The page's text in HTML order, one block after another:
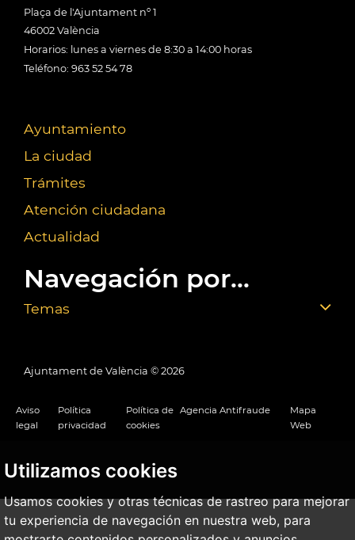
Utilizamos cookies
Usamos cookies y otras técnicas de rastreo para mejorar
tu experiencia de navegación en nuestra web, para
Plaça de l'Ajuntament nº 1
46002 València
Horarios: lunes a viernes de 8:30 a 14:00 horas
Teléfono: 963 52 54 78
Ayuntamiento
La ciudad
Trámites
Atención ciudadana
Actualidad
Navegación por...
Temas
Ajuntament de València © 2026
Aviso
legal
Política
privacidad
Política de
cookies
Agencia Antifraude
Mapa
Web